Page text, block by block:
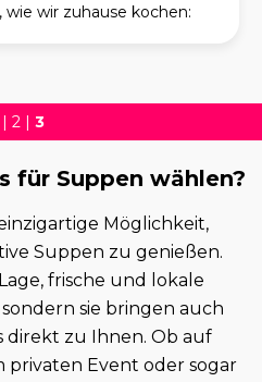
wir zuhause kochen:
|2 |3
für Suppen wählen?
Möglichkeit,
Suppen zu genießen.
frische und lokale
sie bringen auch
direkt zu Ihnen. Ob auf
privaten Event oder sogar